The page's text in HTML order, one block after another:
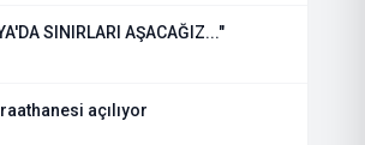
SINIRLARI AŞACAĞIZ..."
açılıyor